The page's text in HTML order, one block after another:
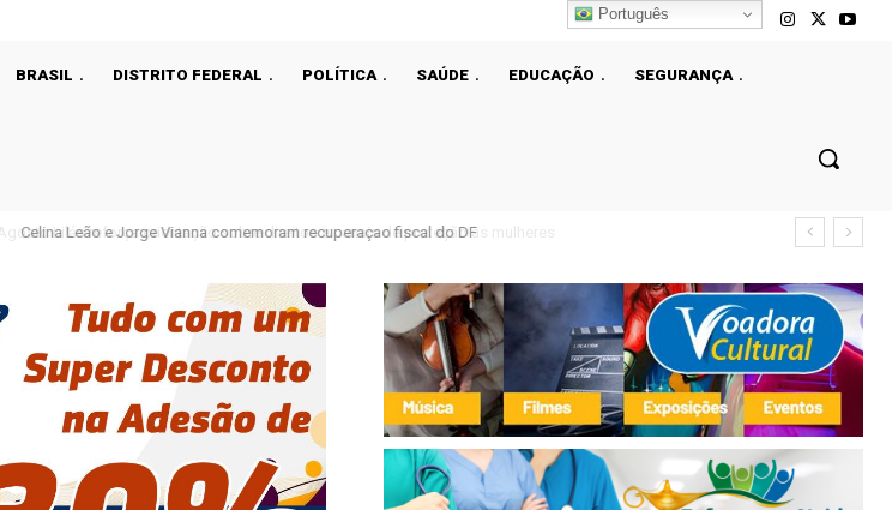
BRASIL DISTRITO FEDERAL POLÍTICA SAÚDE EDUCAÇÃO
SEGURANÇA
Celina Leão e Jorge Vianna comemoram recuperaçao fiscal do DF
Português